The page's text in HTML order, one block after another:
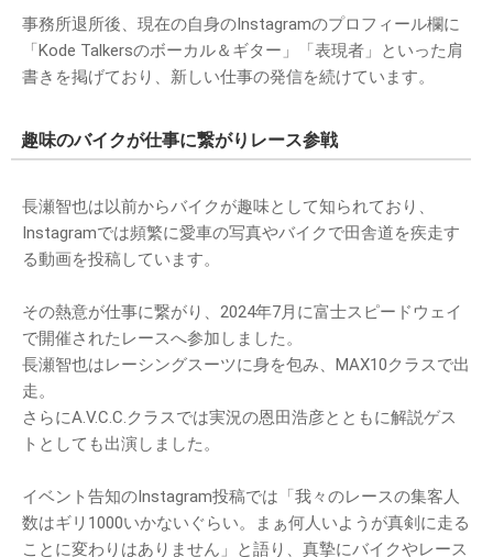
事務所退所後、現在の自身のInstagramのプロフィール欄に
「Kode Talkersのボーカル＆ギター」「表現者」といった肩
書きを掲げており、新しい仕事の発信を続けています。
趣味のバイクが仕事に繋がりレース参戦
長瀬智也は以前からバイクが趣味として知られており、
Instagramでは頻繁に愛車の写真やバイクで田舎道を疾走す
る動画を投稿しています。
その熱意が仕事に繋がり、2024年7月に富士スピードウェイ
で開催されたレースへ参加しました。
長瀬智也はレーシングスーツに身を包み、MAX10クラスで出
走。
さらにA.V.C.C.クラスでは実況の恩田浩彦とともに解説ゲス
トとしても出演しました。
イベント告知のInstagram投稿では「我々のレースの集客人
数はギリ1000いかないぐらい。まぁ何人いようが真剣に走る
ことに変わりはありません」と語り、真摯にバイクやレース